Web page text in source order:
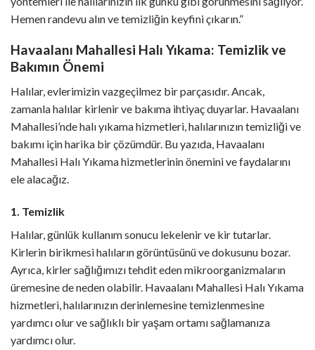
Hemen randevu alın ve temizliğin keyfini çıkarın.”
Havaalanı Mahallesi Halı Yıkama: Temizlik ve
Bakımın Önemi
Halılar, evlerimizin vazgeçilmez bir parçasıdır. Ancak,
zamanla halılar kirlenir ve bakıma ihtiyaç duyarlar. Havaalanı
Mahallesi’nde halı yıkama hizmetleri, halılarınızın temizliği ve
bakımı için harika bir çözümdür. Bu yazıda, Havaalanı
Mahallesi Halı Yıkama hizmetlerinin önemini ve faydalarını
ele alacağız.
1. Temizlik
Halılar, günlük kullanım sonucu lekelenir ve kir tutarlar.
Kirlerin birikmesi halıların görüntüsünü ve dokusunu bozar.
Ayrıca, kirler sağlığımızı tehdit eden mikroorganizmaların
üremesine de neden olabilir. Havaalanı Mahallesi Halı Yıkama
hizmetleri, halılarınızın derinlemesine temizlenmesine
yardımcı olur ve sağlıklı bir yaşam ortamı sağlamanıza
yardımcı olur.